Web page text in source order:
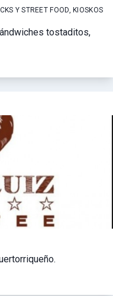
Y STREET FOOD, KIOSKOS
tostaditos,